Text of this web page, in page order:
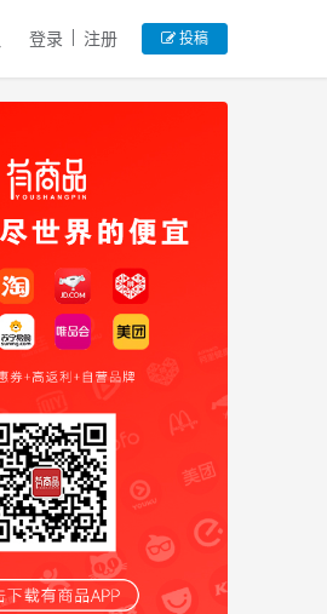
登录 注册 投稿